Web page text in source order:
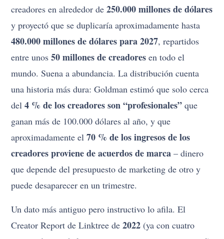
creadores en alrededor de250.000 millones de dólares
y proyectó que se duplicaría aproximadamente hasta
480.000 millones de dólares para 2027, repartidos
entre unos50 millones de creadores en todo el
mundo. Suena a abundancia. La distribución cuenta
una historia más dura: Goldman estimó que solo cerca
del4 % de los creadores son “profesionales” que
ganan más de 100.000 dólares al año, y que
aproximadamente el70 % de los ingresos de los
creadores proviene de acuerdos de marca – dinero
que depende del presupuesto de marketing de otro y
puede desaparecer en un trimestre.
Un dato más antiguo pero instructivo lo afila. El
Creator Report de Linktree de2022 (ya con cuatro